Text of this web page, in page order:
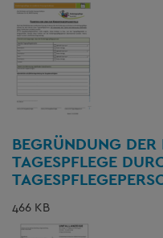
BEGRÜNDUNG
TAGESPFLEGE
466 KB